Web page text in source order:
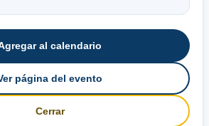
al calendario
página del evento
Cerrar